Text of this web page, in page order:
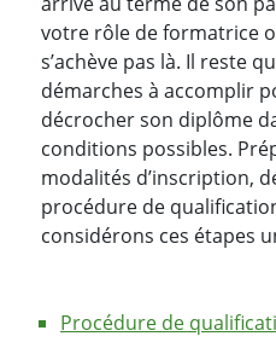
votre rôle de formatrice
s’achève pas là. Il reste
démarches à accomplir
décrocher son diplôme
conditions possibles.
modalités d’inscription,
procédure de
considérons ces étapes
Procédure de